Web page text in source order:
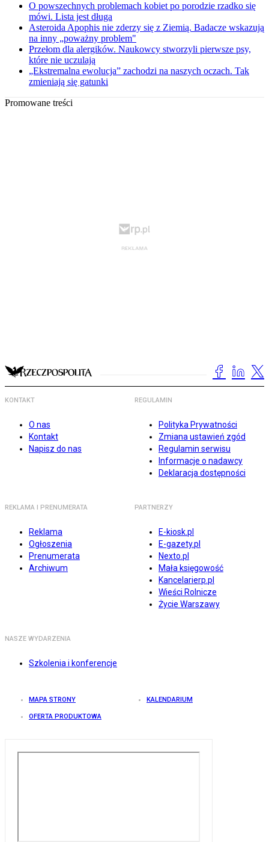
O powszechnych problemach kobiet po porodzie rzadko się
mówi. Lista jest długa
Asteroida Apophis nie zderzy się z Ziemią. Badacze wskazują
na inny „poważny problem"
Przełom dla alergików. Naukowcy stworzyli pierwsze psy,
które nie uczulają
„Ekstremalna ewolucja” zachodzi na naszych oczach. Tak
zmieniają się gatunki
Promowane treści
KONTAKT
O nas
Kontakt
Napisz do nas
REGULAMIN
Polityka Prywatności
Zmiana ustawień zgód
Regulamin serwisu
Informacje o nadawcy
Deklaracja dostępności
REKLAMA I PRENUMERATA
Reklama
Ogłoszenia
Prenumerata
Archiwum
PARTNERZY
E-kiosk.pl
E-gazety.pl
Nexto.pl
Mała księgowość
Kancelarierp.pl
Wieści Rolnicze
Życie Warszawy
NASZE WYDARZENIA
Szkolenia i konferencje
MAPA STRONY KALENDARIUM
OFERTA PRODUKTOWA